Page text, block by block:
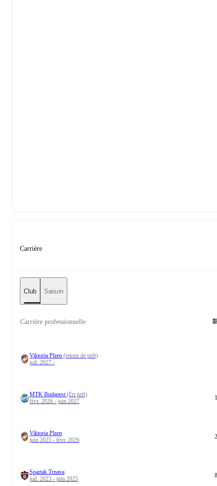
Carrière
Club Saison
Carrière professionnelle
Viktoria Plzen (retour de prêt)
juil. 2027 -
MTK Budapest(En prêt)
févr. 2026 - juin 2027
Viktoria Plzen
juin 2025 - févr. 2026
Spartak Trnava
juil. 2023 - juin 2025